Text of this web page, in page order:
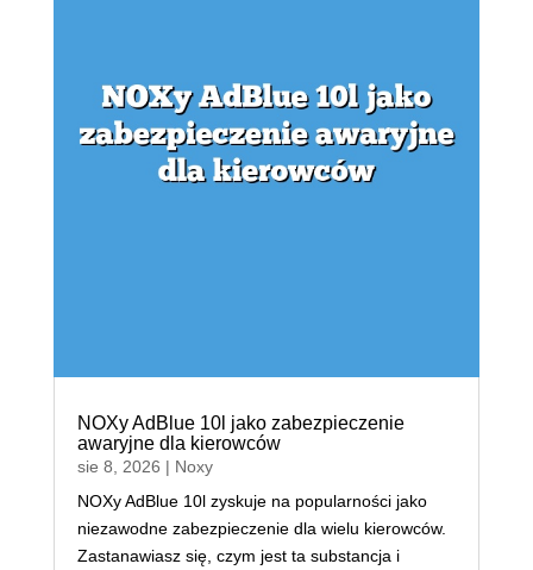
NOXy AdBlue 10l jako zabezpieczenie
awaryjne dla kierowców
sie 8, 2026 | Noxy
NOXy AdBlue 10l zyskuje na popularności jako
niezawodne zabezpieczenie dla wielu kierowców.
Zastanawiasz się, czym jest ta substancja i